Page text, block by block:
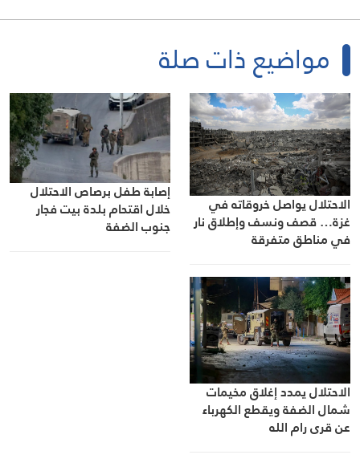
مواضيع ذات صلة
الاحتلال يواصل خروقاته في
غزة… قصف ونسف وإطلاق نار
في مناطق متفرقة
إصابة طفل برصاص الاحتلال
خلال اقتحام بلدة بيت فجار
جنوب الضفة
الاحتلال يمدد إغلاق مخيمات
شمال الضفة ويقطع الكهرباء
عن قرى رام الله